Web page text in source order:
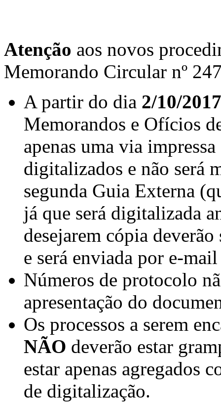
Atenção aos novos
Memorando Circular nº
A partir do dia 2/10/2017
Memorandos e Ofícios
apenas uma via
digitalizados e não será
segunda Guia Externa
já que será digitalizada
desejarem cópia
e será enviada por e-
Números de protocolo
apresentação do
Os processos a serem
NÃO deverão estar
estar apenas agregados
de digitalização.